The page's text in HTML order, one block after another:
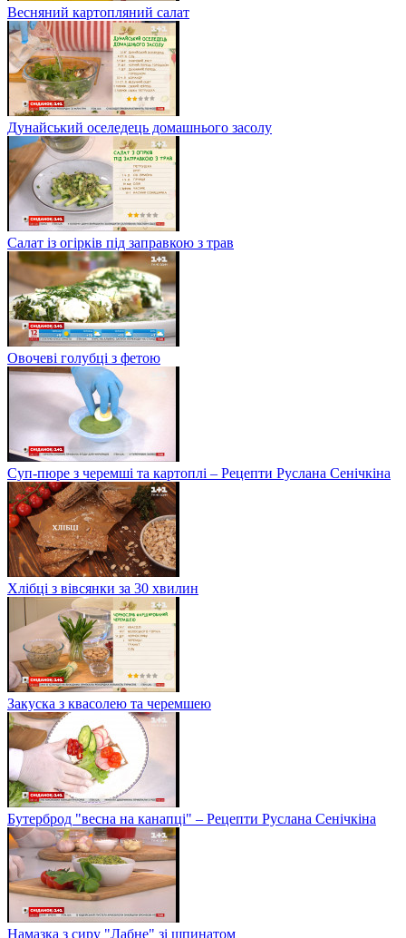
Весняний картопляний салат
Дунайський оселедець домашнього засолу
Салат із огірків під заправкою з трав
Овочеві голубці з фетою
Суп-пюре з черемші та картоплі – Рецепти Руслана Сенічкіна
Хлібці з вівсянки за 30 хвилин
Закуска з квасолею та черемшею
Бутерброд "весна на канапці" – Рецепти Руслана Сенічкіна
Намазка з сиру "Лабне" зі шпинатом